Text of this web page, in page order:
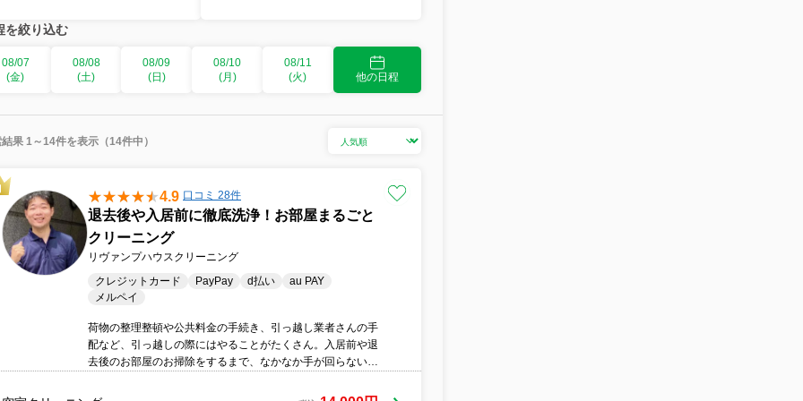
を絞り込む
08/07
(金)
08/08
(土)
08/09
(日)
08/10
(月)
08/11
(火)
他の日程
果 1～14件を表示（14件中）
4.9 口コミ 28件
退去後や入居前に徹底洗浄！お部屋まるごと
クリーニング
リヴァンプハウスクリーニング
クレジットカード
PayPay d払い
au PAY
メルペイ
荷物の整理整頓や公共料金の手続き、引っ越し業者さんの手
配など、引っ越しの際にはやることがたくさん。入居前や退
去後のお部屋のお掃除をするまで、なかなか手が回らないと
グがオススメ！